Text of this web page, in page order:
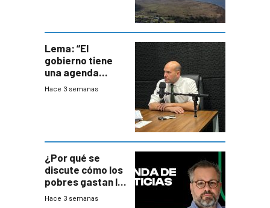
Lema: “El
gobierno tiene
una agenda
destructiva”
Hace 3 semanas
¿Por qué se
discute cómo los
pobres gastan la
plata?
Hace 3 semanas